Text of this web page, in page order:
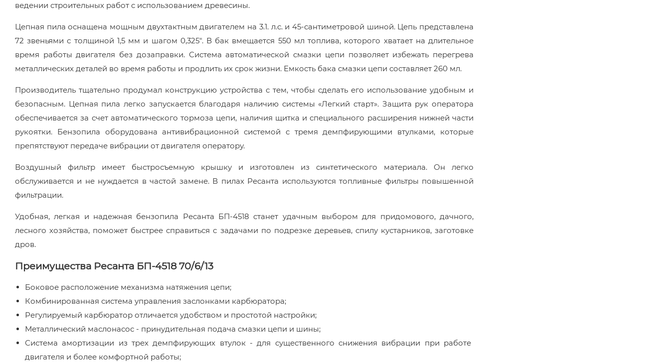
ведении строительных работ с использованием древесины.
Цепная пила оснащена мощным двухтактным двигателем на 3.1. л.с. и 45-сантиметровой шиной. Цепь представлена
72 звеньями с толщиной 1,5 мм и шагом 0,325". В бак вмещается 550 мл топлива, которого хватает на длительное
время работы двигателя без дозаправки. Система автоматической смазки цепи позволяет избежать перегрева
металлических деталей во время работы и продлить их срок жизни. Емкость бака смазки цепи составляет 260 мл.
Производитель тщательно продумал конструкцию устройства с тем, чтобы сделать его использование удобным и
безопасным. Цепная пила легко запускается благодаря наличию системы «Легкий старт». Защита рук оператора
обеспечивается за счет автоматического тормоза цепи, наличия щитка и специального расширения нижней части
рукоятки. Бензопила оборудована антивибрационной системой с тремя демпфирующими втулками, которые
препятствуют передаче вибрации от двигателя оператору.
Воздушный фильтр имеет быстросъемную крышку и изготовлен из синтетического материала. Он легко
обслуживается и не нуждается в частой замене. В пилах Ресанта используются топливные фильтры повышенной
фильтрации.
Удобная, легкая и надежная бензопила Ресанта БП-4518 станет удачным выбором для придомового, дачного,
лесного хозяйства, поможет быстрее справиться с задачами по подрезке деревьев, спилу кустарников, заготовке
дров.
Преимущества Ресанта БП-4518 70/6/13
Боковое расположение механизма натяжения цепи;
Комбинированная система управления заслонками карбюратора;
Регулируемый карбюратор отличается удобством и простотой настройки;
Металлический маслонасос - принудительная подача смазки цепи и шины;
Система амортизации из трех демпфирующих втулок - для существенного снижения вибрации при работе
двигателя и более комфортной работы;